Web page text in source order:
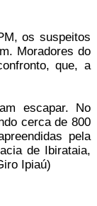
os suspeitos
Moradores do
que, a
escapar. No
cerca de 800
pela
de Ibirataia,
Ipiaú)